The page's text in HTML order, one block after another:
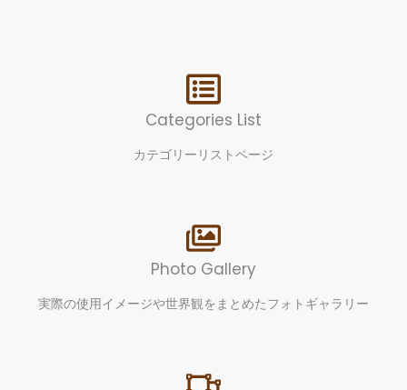
Categories List
カテゴリーリストページ
Photo Gallery
実際の使用イメージや世界観をまとめたフォトギャラリー